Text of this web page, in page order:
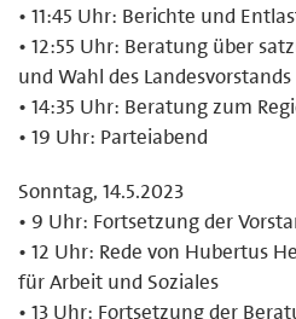
• 11:45 Uhr: Berichte und
• 12:55 Uhr: Beratung über
und Wahl des Landesvorstands
• 14:35 Uhr: Beratung zum
• 19 Uhr: Parteiabend
Sonntag, 14.5.2023
• 9 Uhr: Fortsetzung der
• 12 Uhr: Rede von Hubertus
für Arbeit und Soziales
• 13 Uhr: Fortsetzung der